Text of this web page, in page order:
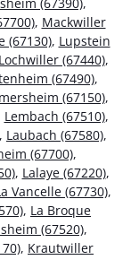
, Mackwiller
(67130), Lupstein
Lochwiller (67440),
(67490),
(67150),
Lembach (67510),
, Laubach (67580),
(67700),
, Lalaye (67220),
Vancelle (67730),
, La Broque
(67520),
, Krautwiller